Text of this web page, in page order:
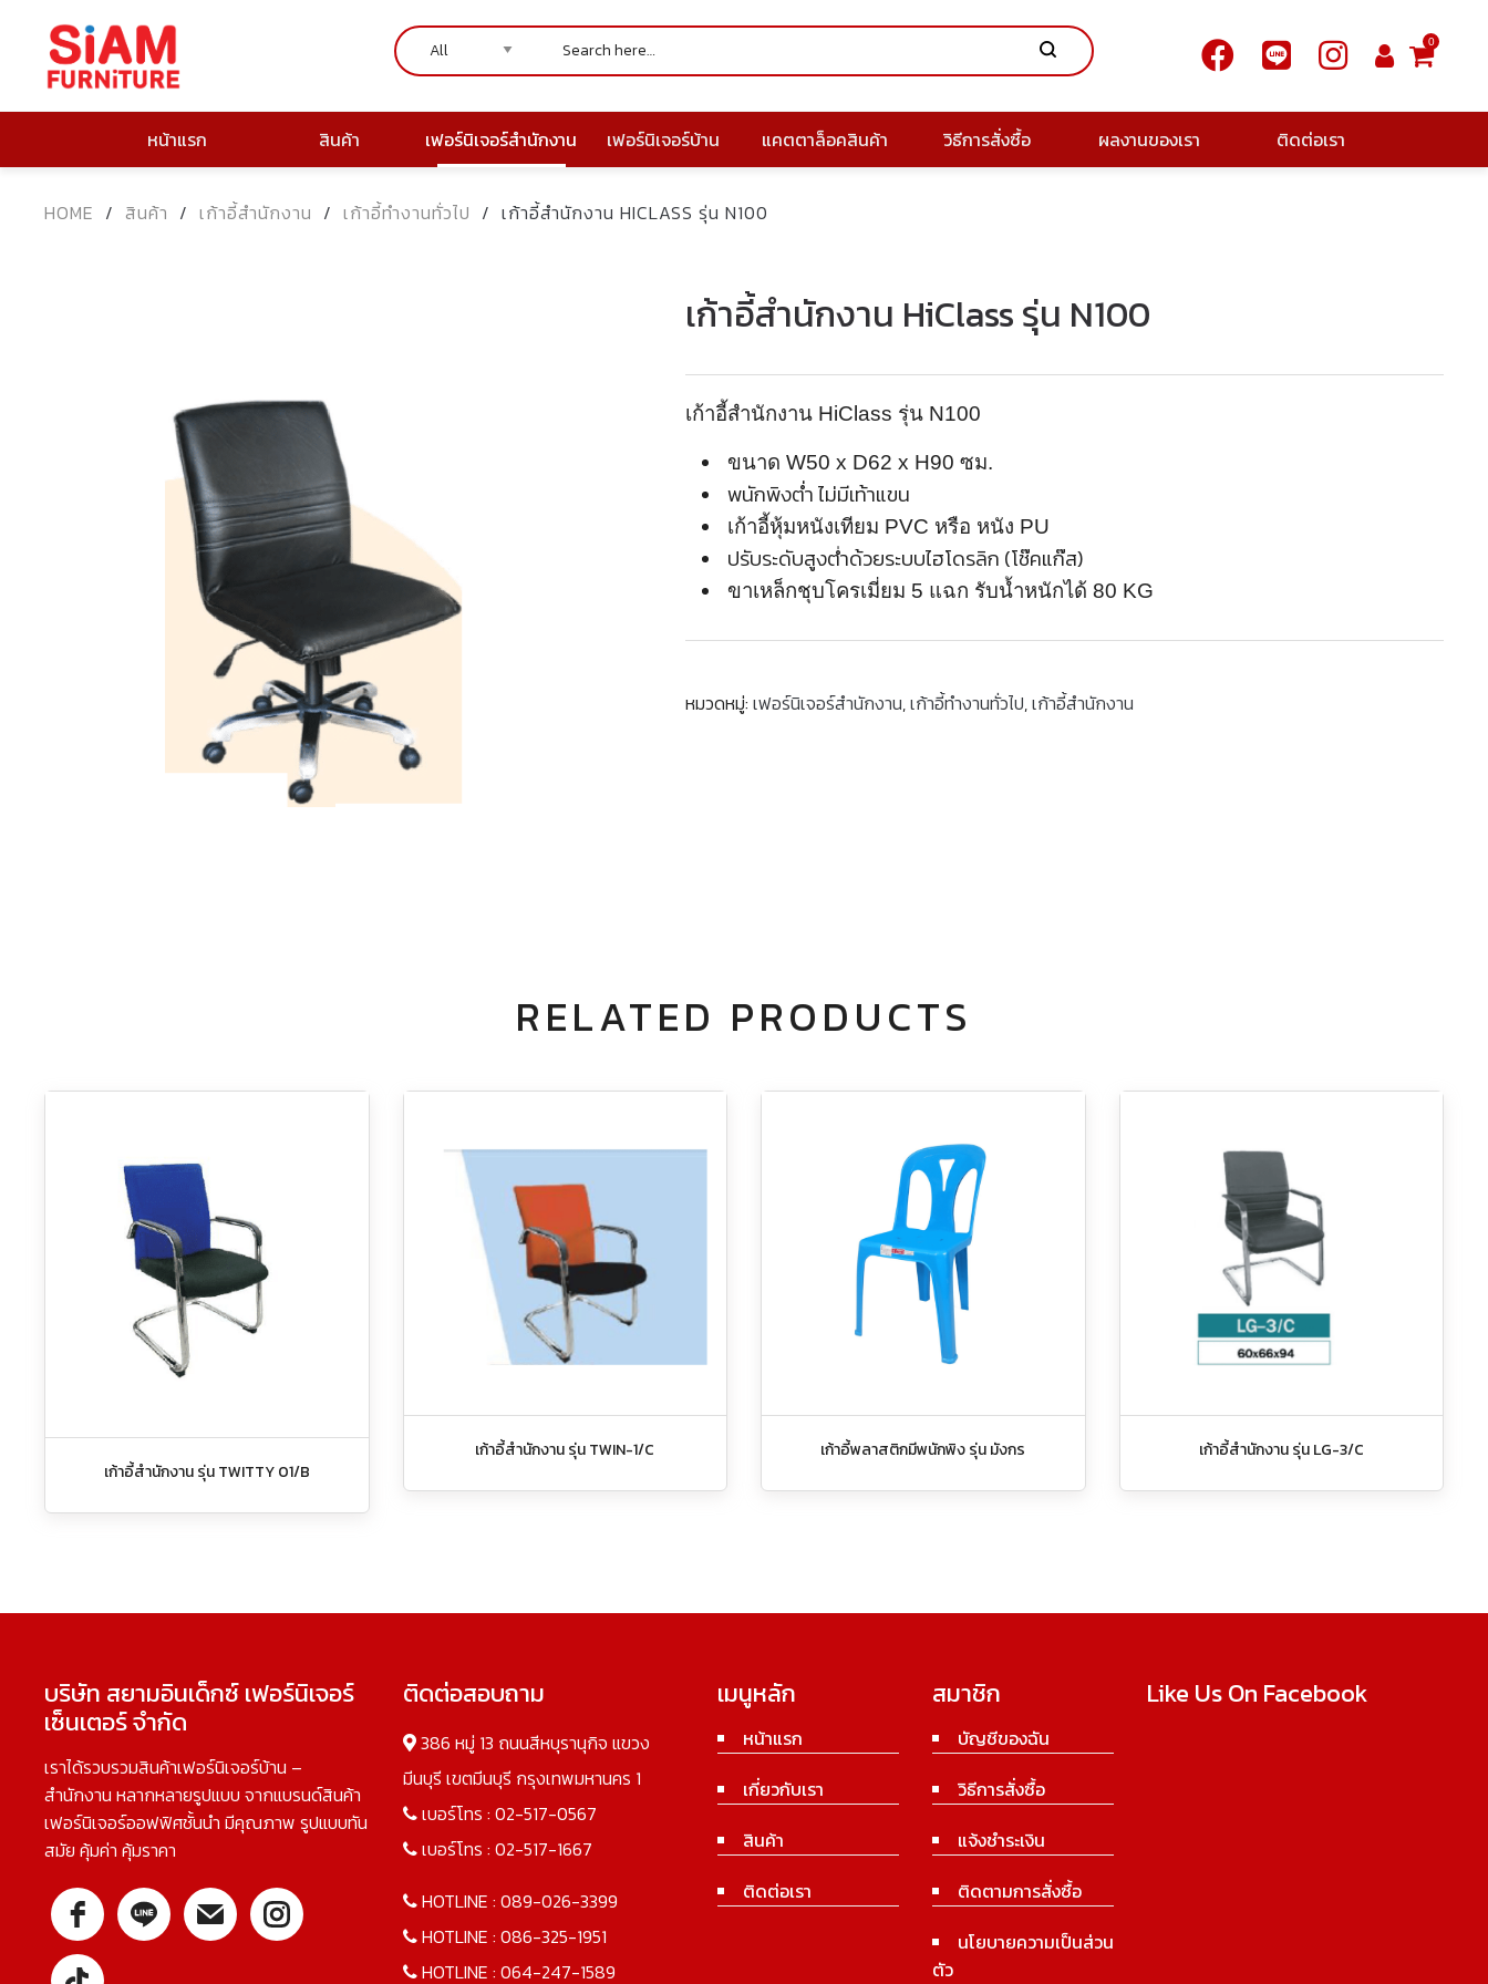
0
หน้าแรก สินค้า เฟอร์นิเจอร์สำนักงาน เฟอร์นิเจอร์บ้าน แคตตาล็อคสินค้า วิธีการสั่งซื้อ ผลงานของเรา ติดต่อเรา
HOME / สินค้า / เก้าอี้สำนักงาน / เก้าอี้ทำงานทั่วไป / เก้าอี้สำนักงาน HICLASS รุ่น N100
เก้าอี้สำนักงาน HiClass รุ่น N100
เก้าอี้สำนักงาน HiClass รุ่น N100
ขนาด W50 x D62 x H90 ซม.
พนักพิงต่ำ ไม่มีเท้าแขน
เก้าอี้หุ้มหนังเทียม PVC หรือ หนัง PU
ปรับระดับสูงต่ําด้วยระบบไฮโดรลิก (โช๊คแก๊ส)
ขาเหล็กชุบโครเมี่ยม 5 แฉก รับน้ำหนักได้ 80 KG
หมวดหมู่:เฟอร์นิเจอร์สำนักงาน,เก้าอี้ทำงานทั่วไป,เก้าอี้สำนักงาน
RELATED PRODUCTS
เก้าอี้สำนักงาน รุ่น TWITTY 01/B
เก้าอี้สำนักงาน รุ่น TWIN-1/C เก้าอี้พลาสติกมีพนักพิง รุ่น มังกร เก้าอี้สำนักงาน รุ่น LG-3/C
บริษัท สยามอินเด็กซ์ เฟอร์นิเจอร์
เซ็นเตอร์ จำกัด
เราได้รวบรวมสินค้าเฟอร์นิเจอร์บ้าน –
สำนักงาน หลากหลายรูปแบบ จากแบรนด์สินค้า
เฟอร์นิเจอร์ออฟฟิศชั้นนำ มีคุณภาพ รูปแบบทัน
สมัย คุ้มค่า คุ้มราคา
ติดต่อสอบถาม
386 หมู่ 13 ถนนสีหบุรานุกิจ แขวง
มีนบุรี เขตมีนบุรี กรุงเทพมหานคร 1
เบอร์โทร : 02-517-0567
เบอร์โทร : 02-517-1667
HOTLINE : 089-026-3399
HOTLINE : 086-325-1951
HOTLINE : 064-247-1589
เมนูหลัก
หน้าแรก
เกี่ยวกับเรา
สินค้า
ติดต่อเรา
สมาชิก
บัญชีของฉัน
วิธีการสั่งซื้อ
แจ้งชำระเงิน
ติดตามการสั่งซื้อ
นโยบายความเป็นส่วน
ตัว
Like Us On Facebook